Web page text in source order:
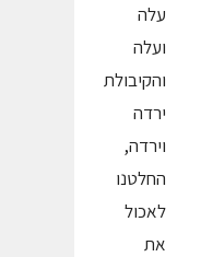
עלה
ועלה
והקיבולת
ירדה
וירדה,
החלטנו
לאכול
את